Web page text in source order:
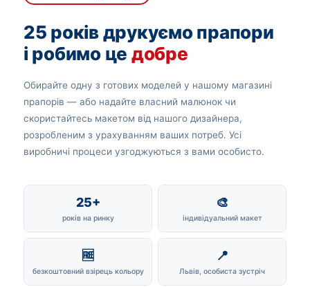
25 років друкуємо прапори
і робимо це добре
Обирайте одну з готових моделей у нашому магазині
прапорів — або надайте власний малюнок чи
скористайтесь макетом від нашого дизайнера,
розробленим з урахуванням ваших потреб. Усі
виробничі процеси узгоджуються з вами особисто.
25+
років на ринку
🎨
індивідуальний макет
🆓
безкоштовний взірець кольору
📍
Львів, особиста зустріч